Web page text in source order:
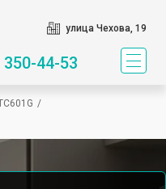
улица Чехова, 19
44-53
/